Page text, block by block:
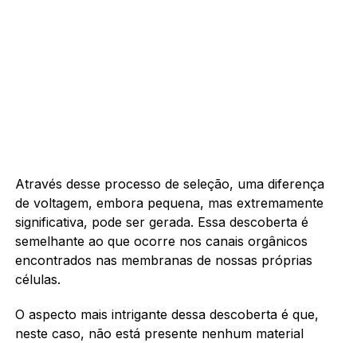
Através desse processo de seleção, uma diferença
de voltagem, embora pequena, mas extremamente
significativa, pode ser gerada. Essa descoberta é
semelhante ao que ocorre nos canais orgânicos
encontrados nas membranas de nossas próprias
células.
O aspecto mais intrigante dessa descoberta é que,
neste caso, não está presente nenhum material